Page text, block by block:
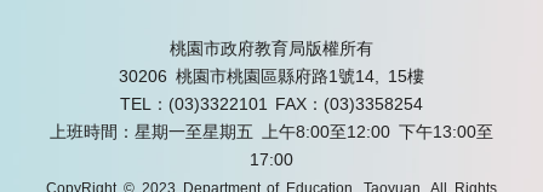
桃園市政府教育局版權所有
30206 桃園市桃園區縣府路1號14, 15樓
TEL：(03)3322101
FAX：(03)3358254
上班時間：星期一至星期五 上午8:00至12:00 下午13:00至
17:00
CopyRight © 2023 Department of Education, Taoyuan. All Rights